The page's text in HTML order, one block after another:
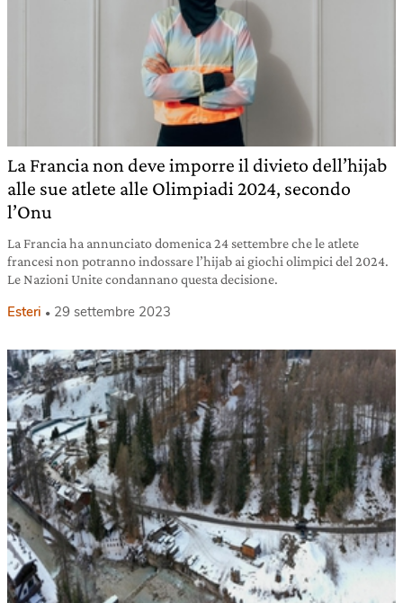
La Francia non deve imporre il divieto dell’hijab
alle sue atlete alle Olimpiadi 2024, secondo
l’Onu
La Francia ha annunciato domenica 24 settembre che le atlete
francesi non potranno indossare l’hijab ai giochi olimpici del 2024.
Le Nazioni Unite condannano questa decisione.
Esteri 29 settembre 2023